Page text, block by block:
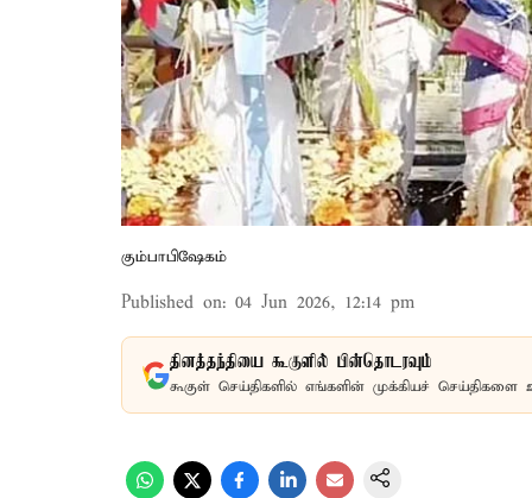
கும்பாபிஷேகம்
Published on: 04 Jun 2026, 12:14 pm
தினத்தந்தியை கூகுளில் பின்தொடரவும்
கூகுள் செய்திகளில் எங்களின் முக்கியச் செய்திகளை